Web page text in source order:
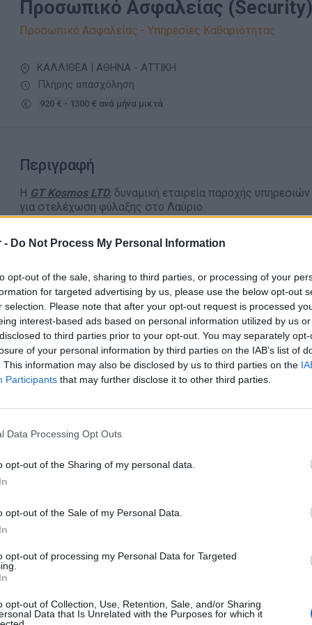
- Do Not Process My Personal Information
opt-out of the sale, sharing to third parties, or processing of your
for targeted advertising by us, please use the below opt-out
selection. Please note that after your opt-out request is processed
interest-based ads based on personal information utilized by us
to third parties prior to your opt-out. You may separately
of your personal information by third parties on the IAB’s list of
This information may also be disclosed by us to third parties on the
Participants that may further disclose it to other third parties.
Data Processing Opt Outs
opt-out of the Sharing of my personal data.
opt-out of the Sale of my Personal Data.
opt-out of processing my Personal Data for Targeted
opt-out of Collection, Use, Retention, Sale, and/or Sharing
Data that Is Unrelated with the Purposes for which it
Προσωπικό Ασφαλείας
Προσωπικό Ασφαλείας - Υπηρεσίες Καθαριότητας
ΚΑΛΛΙΘΕΑ | ΑΘΗΝΑ - ΑΤΤΙΚΗ
Πλήρης απασχόληση
920 € - 1300 € ανά μήνα μικτά
Περιγραφή
Η GT Kosmos LTD, δυναμική εταιρεία παροχής
για στελέχωση φύλαξης στο Λαύριο.
Εκτέλεση καθημερινών-διαφορετικών
της εργασίας του συγκεκριμένου σημείου φύλαξης
Απαραίτητα Προσόντα
Άδεια ΙΕΠΥΑ (ενεργή)
Προηγούμενη εμπειρία σε αντίστοιχη θέση θα ληφθεί
Αίσθημα ευθύνης και επαγγελματισμού
Εκπληρωμένες στρατιωτικές Υποχρεώσεις (για τους
Κάτοχος διπλώματος οδήγησης (προαιρετικό)
Επιβράβευση για Φύλακας Μήνα
Συνεχή επαγγελματική κατάρτιση
Προοπτικές εξέλιξης εντός της εταιρείας